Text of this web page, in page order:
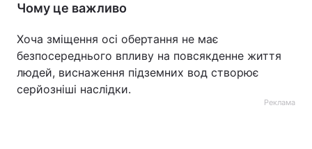
Чому це важливо
Хоча зміщення осі обертання не має
безпосереднього впливу на повсякденне життя
людей, виснаження підземних вод створює
серйозніші наслідки.
Реклама